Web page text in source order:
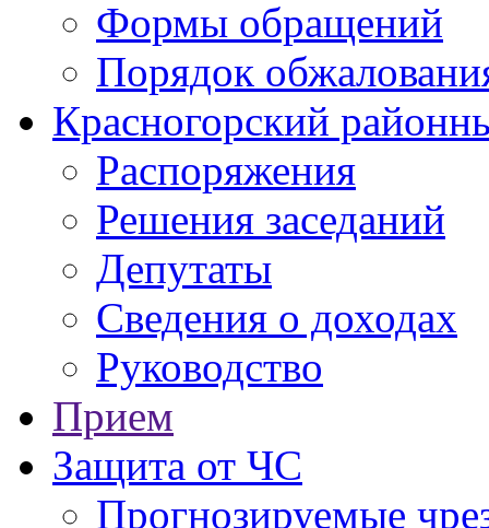
Формы обращений
Порядок
Красногорский
Распоряжения
Решения заседаний
Депутаты
Сведения о доходах
Руководство
Прием
Защита от ЧС
Прогнозируемые